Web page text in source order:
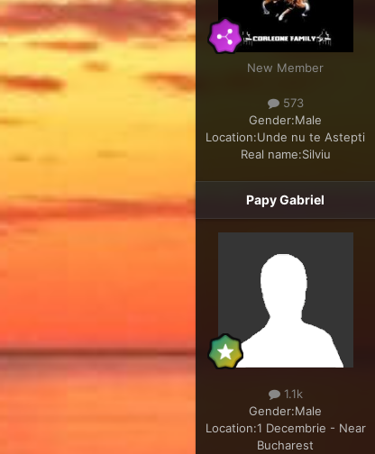
New Member
573
Gender:Male
Location:Unde nu te Astepti
Real name:Silviu
Papy Gabriel
1.1k
Gender:Male
Location:1 Decembrie - Near
Bucharest